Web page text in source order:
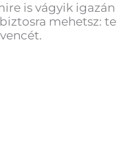
is vágyik igazán
mehetsz: te